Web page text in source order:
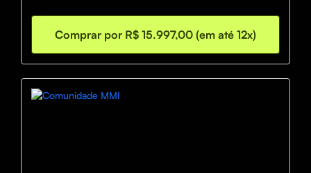
transformações
direção a uma vida plena.
Comprar por R$ 15.997,00 (em até 12x)